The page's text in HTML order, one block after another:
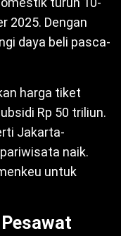
2025. Dengan
daya beli pasca-
harga tiket
Rp 50 triliun.
Jakarta-
naik.
untuk